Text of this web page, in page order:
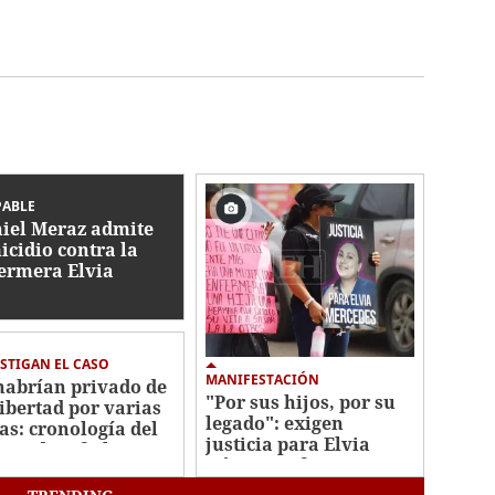
Meraz admite
contra la
Elvia
EL CASO
privado de
por varias
cronología del
de Jafeth Pozo
MANIFESTACIÓN
"Por sus hijos, por su
legado": exigen
justicia para Elvia
Gómez, enfermera